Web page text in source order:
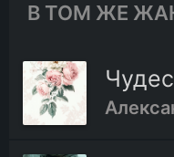
В ТОМ ЖЕ